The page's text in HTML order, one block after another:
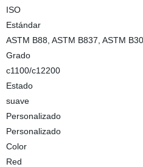
ISO
Estándar
ASTM B88, ASTM B837, ASTM
Grado
c1100/c12200
Estado
suave
Personalizado
Personalizado
Color
Red